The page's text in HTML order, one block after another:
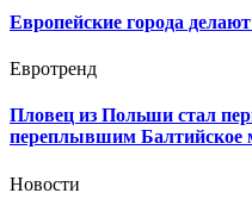
Европейские города
Евротренд
Пловец из Польши стал
переплывшим Балтийское
Новости